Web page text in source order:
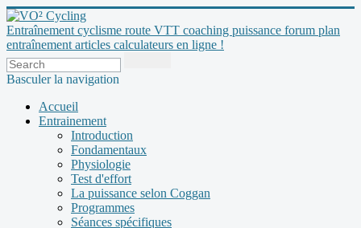
Entraînement cyclisme route VTT coaching puissance forum plan
entraînement articles calculateurs en ligne !
Basculer la navigation
Accueil
Entrainement
Introduction
Fondamentaux
Physiologie
Test d'effort
La puissance selon Coggan
Programmes
Séances spécifiques